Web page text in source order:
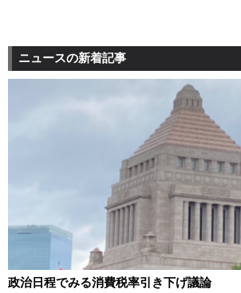
ニュースの新着記事
政治日程でみる消費税率引き下げ議論